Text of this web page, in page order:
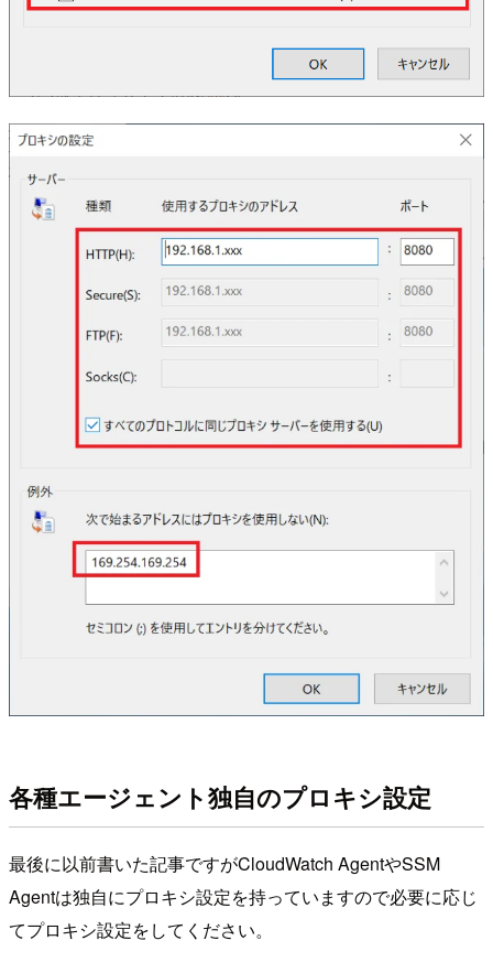
各種エージェント独自のプロキシ設定
最後に以前書いた記事ですがCloudWatch AgentやSSM
Agentは独自にプロキシ設定を持っていますので必要に応じ
てプロキシ設定をしてください。